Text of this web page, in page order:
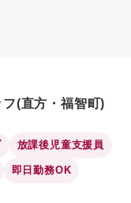
フ(直方・福智町)
放課後児童支援員
即日勤務OK